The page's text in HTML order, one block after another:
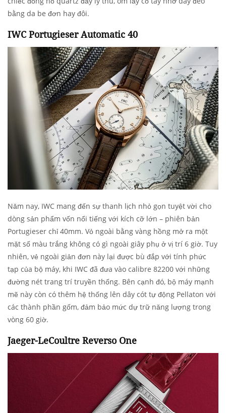
bằng da be đơn hay đôi.
IWC Portugieser Automatic 40
Năm nay, IWC mang đến sự thanh lịch nhỏ gọn tuyệt vời cho
dòng sản phẩm vốn nổi tiếng với kích cỡ lớn – phiên bản
Portugieser chỉ 40mm. Vỏ ngoài bằng vàng hồng mở ra một
mặt số màu trắng không có gì ngoài giây phụ ở vị trí 6 giờ. Tuy
nhiên, vẻ ngoài giản đơn này lại được bù đắp với tính phức
tạp của bộ máy, khi IWC đã đưa vào calibre 82200 với những
đường nét trang trí truyền thống. Bên cạnh đó, bộ máy mạnh
mẽ này còn có thêm hệ thống lên dây cót tự động Pellaton với
các thành phần gốm, đảm bảo mức dự trữ năng lượng trong
vòng 60 giờ.
Jaeger-LeCoultre Reverso One